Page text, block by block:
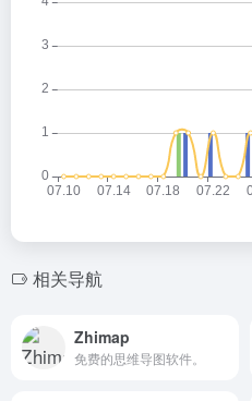
相关导航
Zhimap
免费的思维导图软件。